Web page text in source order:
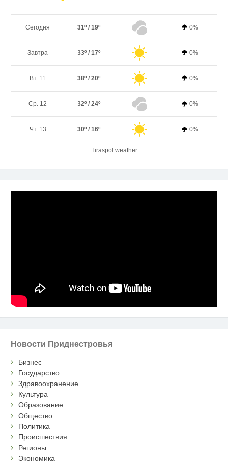
Сегодня 31º / 19º 0%
Завтра 33º / 17º 0%
Вт. 11 38º / 20º 0%
Ср. 12 32º / 24º 0%
Чт. 13 30º / 16º 0%
Tiraspol weather
Новости Приднестровья
Бизнес
Государство
Здравоохранение
Культура
Образование
Общество
Политика
Происшествия
Регионы
Экономика